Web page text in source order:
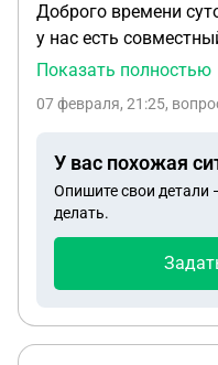
Доброго времени
у нас есть
квартира, хочу
официально, муж
нужно три года, и
в сентябре 2025 он
разных регионах
ребенок его толком
Хочу узнать у кого
Показать полностью
07 февраля, 21:25,
У вас похожая
Опишите свои детали
делать.